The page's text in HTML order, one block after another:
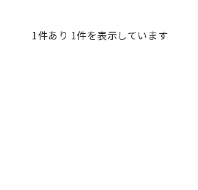
1件あり 1件を表示しています